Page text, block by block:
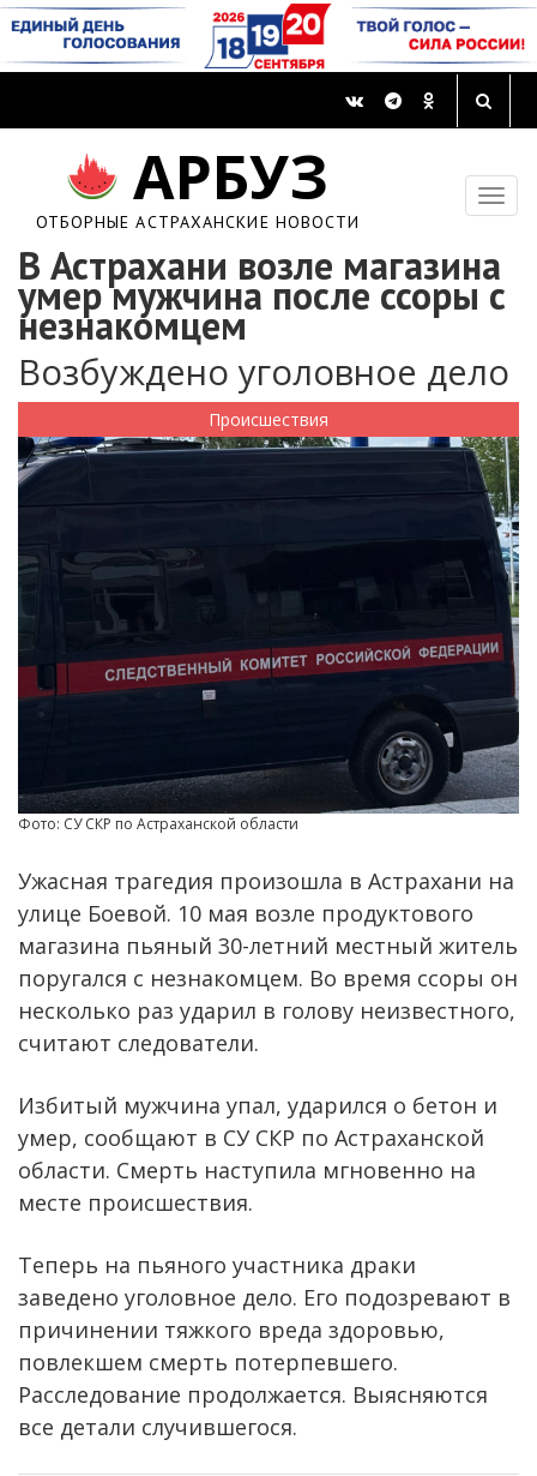
АРБУЗ
ОТБОРНЫЕ АСТРАХАНСКИЕ НОВОСТИ
В Астрахани возле магазина
умер мужчина после ссоры с
незнакомцем
Возбуждено уголовное дело
Происшествия
Фото: СУ СКР по Астраханской области
Ужасная трагедия произошла в Астрахани на
улице Боевой. 10 мая возле продуктового
магазина пьяный 30-летний местный житель
поругался с незнакомцем. Во время ссоры он
несколько раз ударил в голову неизвестного,
считают следователи.
Избитый мужчина упал, ударился о бетон и
умер, сообщают в СУ СКР по Астраханской
области. Смерть наступила мгновенно на
месте происшествия.
Теперь на пьяного участника драки
заведено уголовное дело. Его подозревают в
причинении тяжкого вреда здоровью,
повлекшем смерть потерпевшего.
Расследование продолжается. Выясняются
все детали случившегося.